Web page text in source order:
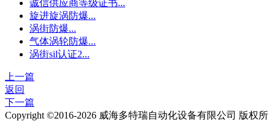
诚信供应商等级证书...
旋进旋涡防爆...
涡街防爆...
气体涡轮防爆...
涡街sil认证2...
上一篇
返回
下一篇
Copyright ©2016-2026 威海多特瑞自动化设备有限公司 版权所